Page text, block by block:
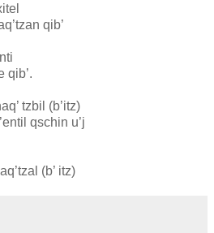
qib’
qib’.
tzbil (b’itz)
qschin u’j
(b’ itz)